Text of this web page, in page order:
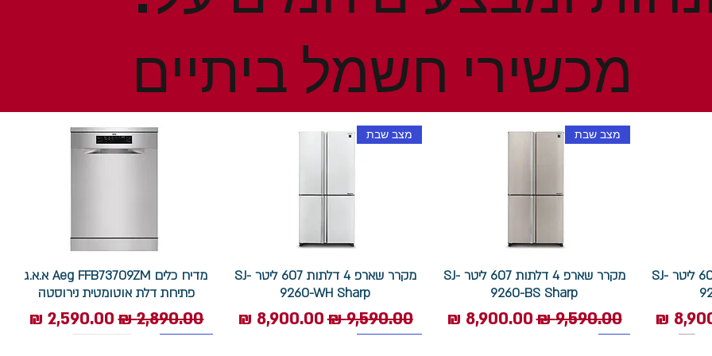
מקרר שארפ 4 דלתות 607 ליטר SJ-
מבצע
מצב שבת
מקרר שארפ 4 דלתות 607 ליטר SJ-
9260-BS Sharp
מחיר רגיל‏9,590.00 ‏₪ מחיר מבצע
מצב שבת
מקרר שארפ 4 דלתות 607 ליטר SJ-
9260-WH Sharp
מחיר רגיל‏9,590.00 ‏₪ מחיר מבצע
מדיח כלים Aeg FFB73709ZM א.א.ג
פתיחת דלת אוטומטית נירוסטה
מחיר רגיל‏2,890.00 ‏₪ מחיר מבצע
מכשירי חשמל ביתיים